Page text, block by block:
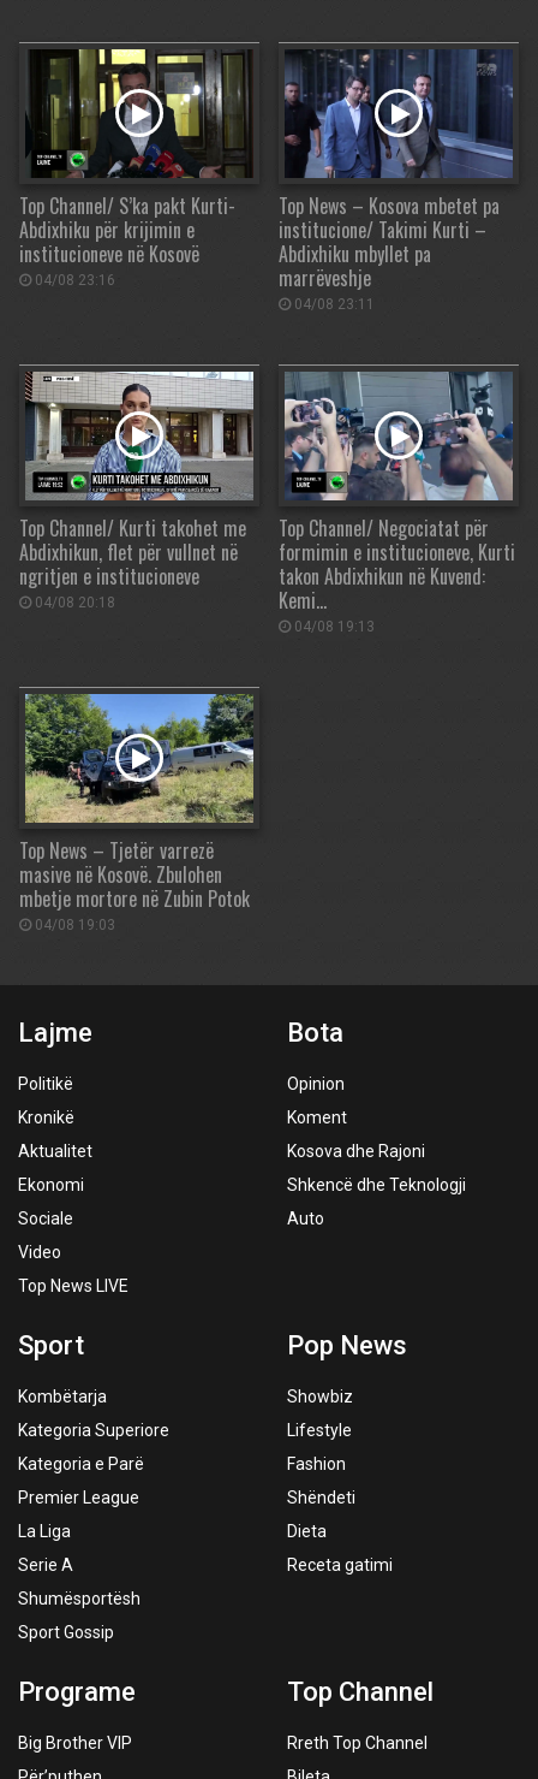
Top Channel/ S’ka pakt Kurti-
Abdixhiku për krijimin e
institucioneve në Kosovë
04/08 23:16
Top News – Kosova mbetet pa
institucione/ Takimi Kurti –
Abdixhiku mbyllet pa
marrëveshje
04/08 23:11
Top Channel/ Kurti takohet me
Abdixhikun, flet për vullnet në
ngritjen e institucioneve
04/08 20:18
Top Channel/ Negociatat për
formimin e institucioneve, Kurti
takon Abdixhikun në Kuvend:
Kemi…
04/08 19:13
Top News – Tjetër varrezë
masive në Kosovë. Zbulohen
mbetje mortore në Zubin Potok
04/08 19:03
Lajme
Politikë
Kronikë
Aktualitet
Ekonomi
Sociale
Video
Top News LIVE
Bota
Opinion
Koment
Kosova dhe Rajoni
Shkencë dhe Teknologji
Auto
Sport
Kombëtarja
Kategoria Superiore
Kategoria e Parë
Premier League
La Liga
Serie A
Shumësportësh
Sport Gossip
Pop News
Showbiz
Lifestyle
Fashion
Shëndeti
Dieta
Receta gatimi
Programe
Big Brother VIP
Top Channel
Rreth Top Channel